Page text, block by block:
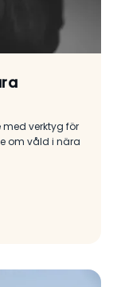
med verktyg för
om våld i nära